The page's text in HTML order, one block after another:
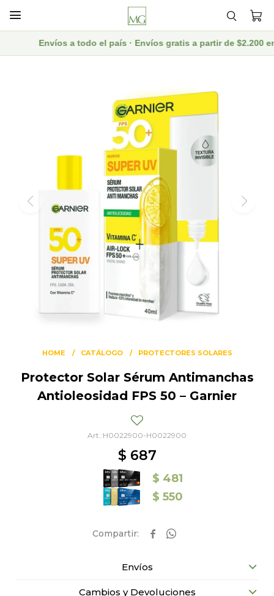

Envíos a todo el país · Envíos gratis a partir de $2.200 en
HOME CATÁLOGO PROTECTORES SOLARES
Protector Solar Sérum Antimanchas
Antioleosidad FPS 50 – Garnier
H0022900-H0022900
$ 687
$ 481
$ 550
 
Envíos
Cambios y Devoluciones